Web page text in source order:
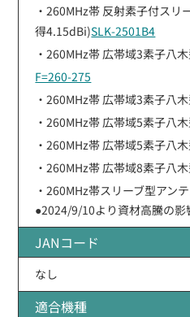
・260MHz帯 反射素子付スリ
得4.15dBi)SLK-2501B4
・260MHz帯 広帯域3素子八
F=260-275
・260MHz帯 広帯域3素子八
・260MHz帯 広帯域5素子八
・260MHz帯 広帯域5素子八
・260MHz帯 広帯域8素子八
・260MHz帯スリーブ型アン
●2024/9/10より資材高騰の影
JANコード
なし
適合機種